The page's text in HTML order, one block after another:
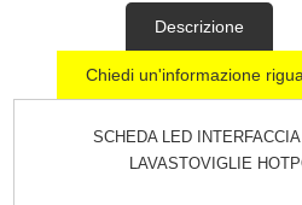
Descrizione
Chiedi un'informazione
SCHEDA LED
LAVASTOVIGLIE